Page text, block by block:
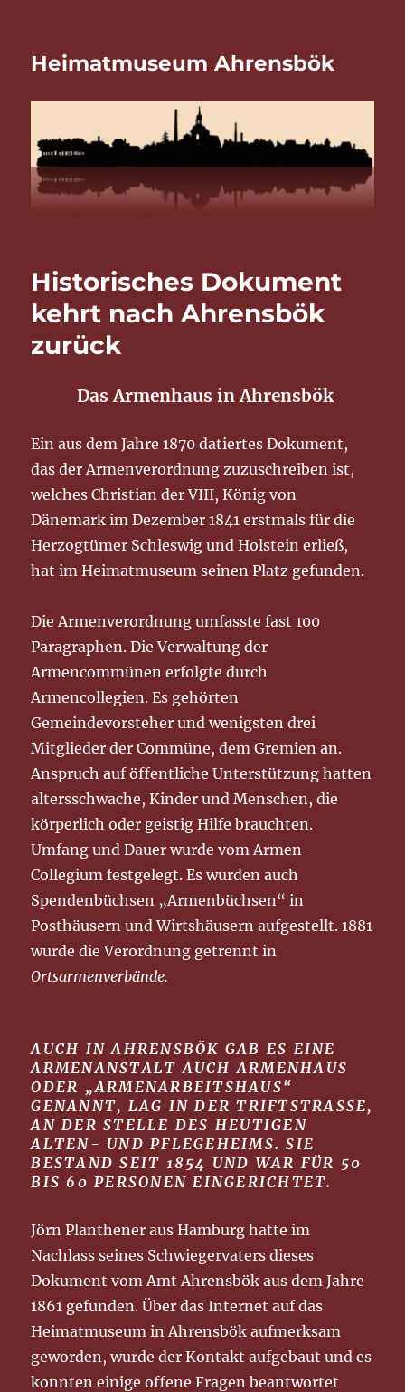
Heimatmuseum Ahrensbök
Historisches Dokument
kehrt nach Ahrensbök
zurück
Das Armenhaus in Ahrensbök
Ein aus dem Jahre 1870 datiertes Dokument,
das der Armenverordnung zuzuschreiben ist,
welches Christian der VIII, König von
Dänemark im Dezember 1841 erstmals für die
Herzogtümer Schleswig und Holstein erließ,
hat im Heimatmuseum seinen Platz gefunden.
Die Armenverordnung umfasste fast 100
Paragraphen. Die Verwaltung der
Armencommünen erfolgte durch
Armencollegien. Es gehörten
Gemeindevorsteher und wenigsten drei
Mitglieder der Commüne, dem Gremien an.
Anspruch auf öffentliche Unterstützung hatten
altersschwache, Kinder und Menschen, die
körperlich oder geistig Hilfe brauchten.
Umfang und Dauer wurde vom Armen-
Collegium festgelegt. Es wurden auch
Spendenbüchsen „Armenbüchsen“ in
Posthäusern und Wirtshäusern aufgestellt. 1881
wurde die Verordnung getrennt in
Ortsarmenverbände.
AUCH IN AHRENSBÖK GAB ES EINE
ARMENANSTALT AUCH ARMENHAUS
ODER „ARMENARBEITSHAUS“
GENANNT, LAG IN DER TRIFTSTRASSE, A
N DER STELLE DES HEUTIGEN A
LTEN- UND PFLEGEHEIMS. SIE B
ESTAND SEIT 1854 UND WAR FÜR 50 B
IS 60 PERSONEN EINGERICHTET.
Jörn Planthener aus Hamburg hatte im
Nachlass seines Schwiegervaters dieses
Dokument vom Amt Ahrensbök aus dem Jahre
1861 gefunden. Über das Internet auf das
Heimatmuseum in Ahrensbök aufmerksam
geworden, wurde der Kontakt aufgebaut und es
konnten einige offene Fragen beantwortet